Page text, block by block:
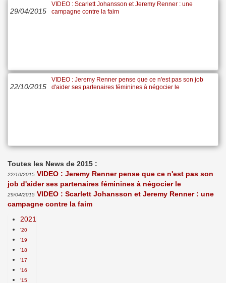
29/04/2015
VIDEO : Scarlett Johansson et Jeremy Renner : une
campagne contre la faim
22/10/2015
VIDEO : Jeremy Renner pense que ce n'est pas son job
d'aider ses partenaires féminines à négocier le
Toutes les News de 2015 :
22/10/2015 VIDEO : Jeremy Renner pense que ce n'est pas son
job d'aider ses partenaires féminines à négocier le
29/04/2015 VIDEO : Scarlett Johansson et Jeremy Renner : une
campagne contre la faim
2021
'20
'19
'18
'17
'16
'15